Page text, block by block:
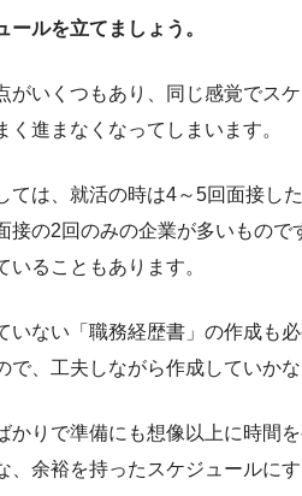
ールを立てましょう。
がいくつもあり、同じ感覚でス
く進まなくなってしまいます。
ては、就活の時は4～5回面接し
接の2回のみの企業が多いもの
ることもあります。
いない「職務経歴書」の作成も
で、工夫しながら作成していかな
かりで準備にも想像以上に時間
、余裕を持ったスケジュールにす